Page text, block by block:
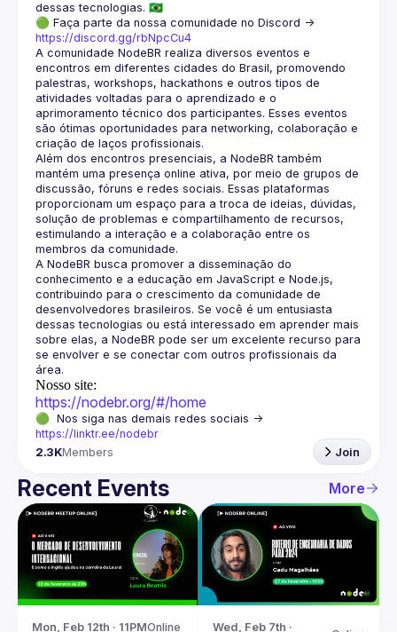
🟢 Faça parte da nossa comunidade no Discord ->
https://discord.gg/rbNpcCu4
A comunidade NodeBR realiza diversos eventos e
encontros em diferentes cidades do Brasil, promovendo
palestras, workshops, hackathons e outros tipos de
atividades voltadas para o aprendizado e o
aprimoramento técnico dos participantes. Esses eventos
são ótimas oportunidades para networking, colaboração e
Além dos encontros presenciais, a NodeBR também
mantém uma presença online ativa, por meio de grupos de
discussão, fóruns e redes sociais. Essas plataformas
proporcionam um espaço para a troca de ideias, dúvidas,
solução de problemas e compartilhamento de recursos,
estimulando a interação e a colaboração entre os
A NodeBR busca promover a disseminação do
conhecimento e a educação em JavaScript e Node.js,
contribuindo para o crescimento da comunidade de
desenvolvedores brasileiros. Se você é um entusiasta
dessas tecnologias ou está interessado em aprender mais
sobre elas, a NodeBR pode ser um excelente recurso para
se envolver e se conectar com outros profissionais da
Nosso site:
https://nodebr.org/#/home
https://linktr.ee/nodebr
2.3KMembers Join
Recent Events More
Mon, Feb 12th · 11PMOnline
Wed, Feb 7th ·